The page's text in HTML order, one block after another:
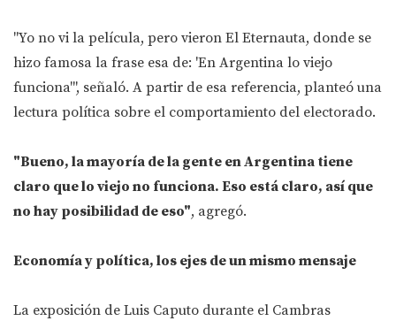
"Yo no vi la película, pero vieron El Eternauta, donde se
hizo famosa la frase esa de: 'En Argentina lo viejo
funciona'", señaló. A partir de esa referencia, planteó una
lectura política sobre el comportamiento del electorado.
"Bueno, la mayoría de la gente en Argentina tiene
claro que lo viejo no funciona. Eso está claro, así que
no hay posibilidad de eso", agregó.
Economía y política, los ejes de un mismo mensaje
La exposición de Luis Caputo durante el Cambras